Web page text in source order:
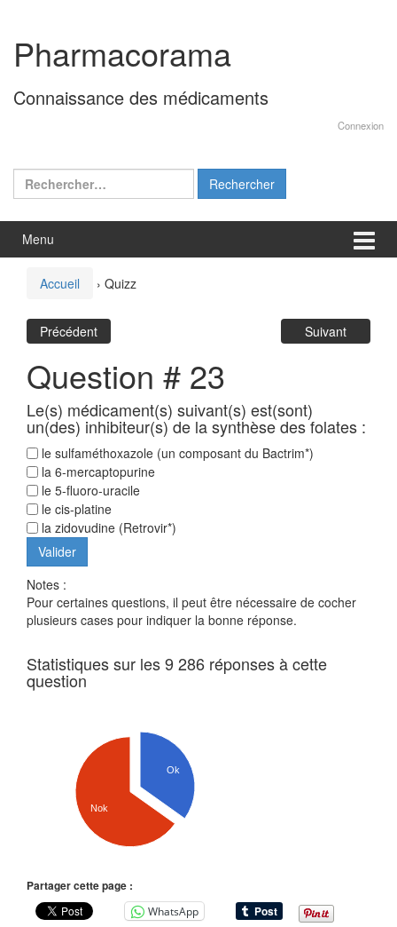
contenu
menu
principal
Pharmacorama
Connaissance des médicaments
Connexion
Rechercher :
Menu
Accueil › Quizz
Précédent Suivant
Question # 23
Le(s) médicament(s) suivant(s) est(sont)
un(des) inhibiteur(s) de la synthèse des folates :
le sulfaméthoxazole (un composant du Bactrim*)
la 6-mercaptopurine
le 5-fluoro-uracile
le cis-platine
la zidovudine (Retrovir*)
Notes :
Pour certaines questions, il peut être nécessaire de cocher
plusieurs cases pour indiquer la bonne réponse.
Statistiques sur les 9 286 réponses à cette
question
Ok
Nok
Partager cette page :
WhatsApp